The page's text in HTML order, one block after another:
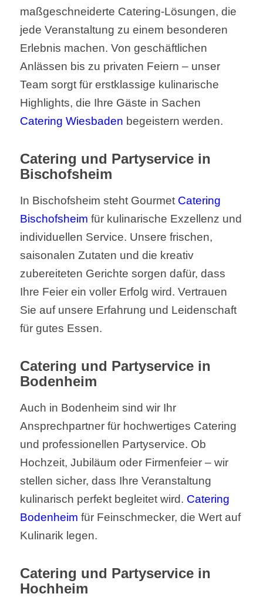
maßgeschneiderte Catering-Lösungen, die
jede Veranstaltung zu einem besonderen
Erlebnis machen. Von geschäftlichen
Anlässen bis zu privaten Feiern – unser
Team sorgt für erstklassige kulinarische
Highlights, die Ihre Gäste in Sachen
Catering Wiesbaden begeistern werden.
Catering und Partyservice in
Bischofsheim
In Bischofsheim steht Gourmet Catering
Bischofsheim für kulinarische Exzellenz und
individuellen Service. Unsere frischen,
saisonalen Zutaten und die kreativ
zubereiteten Gerichte sorgen dafür, dass
Ihre Feier ein voller Erfolg wird. Vertrauen
Sie auf unsere Erfahrung und Leidenschaft
für gutes Essen.
Catering und Partyservice in
Bodenheim
Auch in Bodenheim sind wir Ihr
Ansprechpartner für hochwertiges Catering
und professionellen Partyservice. Ob
Hochzeit, Jubiläum oder Firmenfeier – wir
stellen sicher, dass Ihre Veranstaltung
kulinarisch perfekt begleitet wird. Catering
Bodenheim für Feinschmecker, die Wert auf
Kulinarik legen.
Catering und Partyservice in
Hochheim